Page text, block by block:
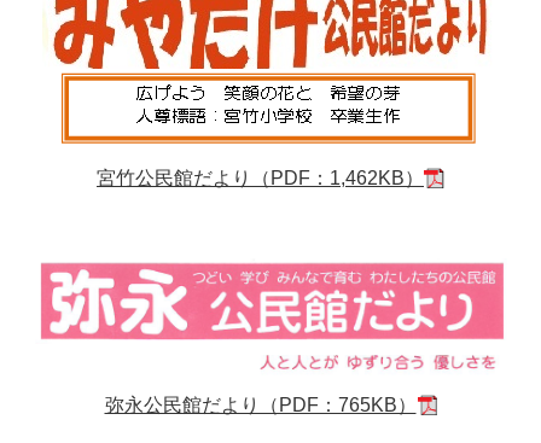
宮竹公民館だより（PDF：1,462KB）
弥永公民館だより（PDF：765KB）